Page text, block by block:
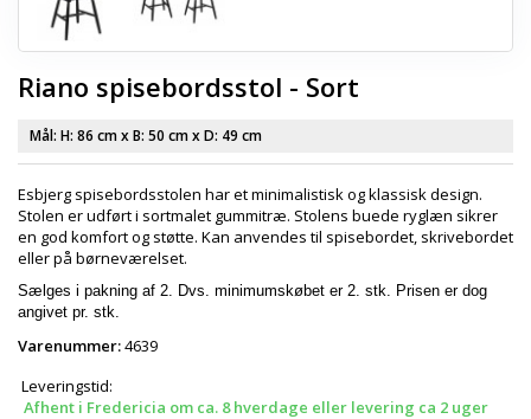
Riano spisebordsstol - Sort
Mål: H: 86 cmx B: 50 cmx D: 49 cm
Esbjerg spisebordsstolen har et minimalistisk og klassisk design.
Stolen er udført i sortmalet gummitræ. Stolens buede ryglæn sikrer
en god komfort og støtte. Kan anvendes til spisebordet, skrivebordet
eller på børneværelset.
Sælges i pakning af 2. Dvs. minimumskøbet er 2. stk. Prisen er dog
angivet pr. stk.
Varenummer:4639
Leveringstid:
Afhent i Fredericia om ca. 8 hverdage eller levering ca 2 uger